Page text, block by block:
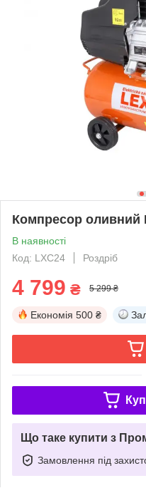
Компресор оливний
В наявності
Код: LXC24
Роздріб
4 799 ₴ 5 299 ₴
Економія 500 ₴
Що таке купити з
Замовлення під